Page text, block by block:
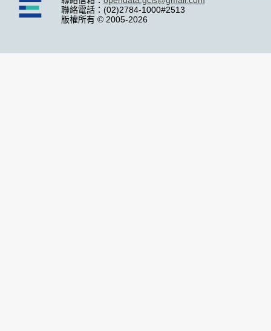
聯絡電話：(02)2784-1000#2513
版權所有 © 2005-2026